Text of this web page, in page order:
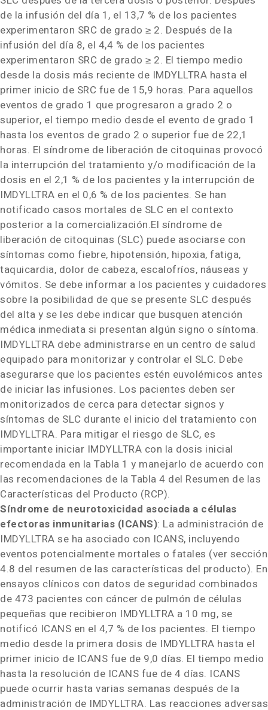
de la infusión del día 1, el 13,7 % de los pacientes
experimentaron SRC de grado ≥ 2. Después de la
infusión del día 8, el 4,4 % de los pacientes
experimentaron SRC de grado ≥ 2. El tiempo medio
desde la dosis más reciente de IMDYLLTRA hasta el
primer inicio de SRC fue de 15,9 horas. Para aquellos
eventos de grado 1 que progresaron a grado 2 o
superior, el tiempo medio desde el evento de grado 1
hasta los eventos de grado 2 o superior fue de 22,1
horas. El síndrome de liberación de citoquinas provocó
la interrupción del tratamiento y/o modificación de la
dosis en el 2,1 % de los pacientes y la interrupción de
IMDYLLTRA en el 0,6 % de los pacientes. Se han
notificado casos mortales de SLC en el contexto
posterior a la comercialización.El síndrome de
liberación de citoquinas (SLC) puede asociarse con
síntomas como fiebre, hipotensión, hipoxia, fatiga,
taquicardia, dolor de cabeza, escalofríos, náuseas y
vómitos. Se debe informar a los pacientes y cuidadores
sobre la posibilidad de que se presente SLC después
del alta y se les debe indicar que busquen atención
médica inmediata si presentan algún signo o síntoma.
IMDYLLTRA debe administrarse en un centro de salud
equipado para monitorizar y controlar el SLC. Debe
asegurarse que los pacientes estén euvolémicos antes
de iniciar las infusiones. Los pacientes deben ser
monitorizados de cerca para detectar signos y
síntomas de SLC durante el inicio del tratamiento con
IMDYLLTRA. Para mitigar el riesgo de SLC, es
importante iniciar IMDYLLTRA con la dosis inicial
recomendada en la Tabla 1 y manejarlo de acuerdo con
las recomendaciones de la Tabla 4 del Resumen de las
Características del Producto (RCP).
Síndrome de neurotoxicidad asociada a células
efectoras inmunitarias (ICANS): La administración de
IMDYLLTRA se ha asociado con ICANS, incluyendo
eventos potencialmente mortales o fatales (ver sección
4.8 del resumen de las características del producto). En
ensayos clínicos con datos de seguridad combinados
de 473 pacientes con cáncer de pulmón de células
pequeñas que recibieron IMDYLLTRA a 10 mg, se
notificó ICANS en el 4,7 % de los pacientes. El tiempo
medio desde la primera dosis de IMDYLLTRA hasta el
primer inicio de ICANS fue de 9,0 días. El tiempo medio
hasta la resolución de ICANS fue de 4 días. ICANS
puede ocurrir hasta varias semanas después de la
administración de IMDYLLTRA. Las reacciones adversas